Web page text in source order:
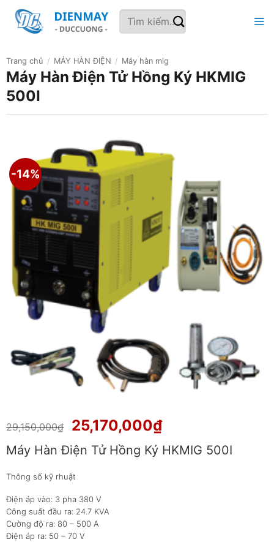
qua
Tìm
kiếm:
Trang chủ / MÁY HÀN ĐIỆN / Máy hàn mig
Máy Hàn Điện Tử Hồng Ký HKMIG
500I
-14%
29,150,000₫
Giá
gốc
là:
25,170,000₫Giá
tại
Máy Hàn Điện Tử Hồng Ký HKMIG 500I
Thông số kỹ rhuật
Điện áp vào: 3 pha 380 V
Công suất đầu ra: 24.7 KVA
Cường độ ra: 80 – 500 A
Điện áp ra: 50 – 70 V